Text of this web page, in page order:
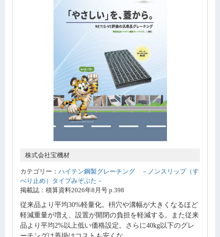
株式会社宝機材
カテゴリー： ハイテン鋼製グレーチング －ノンスリップ（す
べり止め）タイプみぞぶた－
掲載誌：積算資料2026年8月号 p.398
従来品より平均30%軽量化。枡穴や溝幅が大きくなるほど
軽減重量が増え、設置が開閉の負担を軽減する。また従来
品より平均2%以上低い価格設定。さらに40kg以下のグレ
ーチングは蓋掛けコストも安くな...